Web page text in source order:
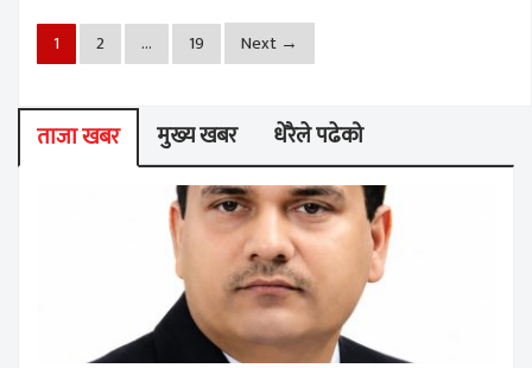
1 2 … 19 Next →
ताजा खबर मुख्य खबर धेरैले पढेको